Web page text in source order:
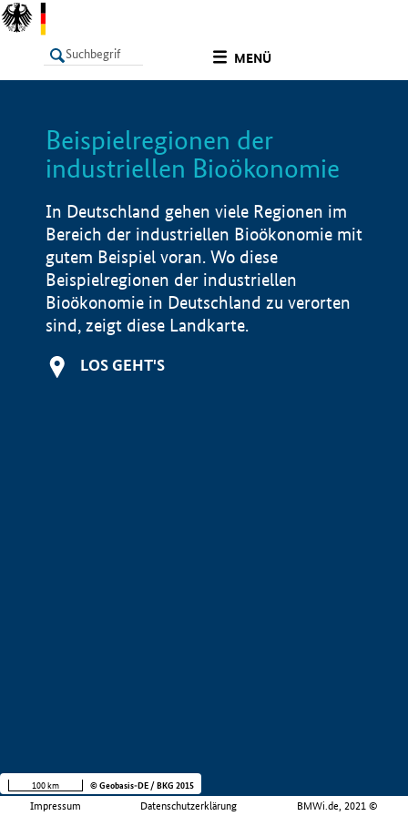
MENÜ
LISTE
Beispielregionen der
industriellen Bioökonomie
In Deutschland gehen viele Regionen im
Bereich der industriellen Bioökonomie mit
gutem Beispiel voran. Wo diese
Beispielregionen der industriellen
Bioökonomie in Deutschland zu verorten
sind, zeigt diese Landkarte.
LOS GEHT'S
Impressum Datenschutzerklärung BMWi.de, 2021 ©
100 km © Geobasis-DE / BKG 2015